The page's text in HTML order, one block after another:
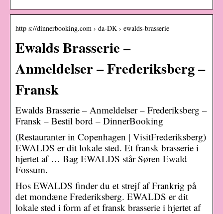
http s://dinnerbooking.com › da-DK › ewalds-brasserie
Ewalds Brasserie –
Anmeldelser – Frederiksberg –
Fransk
Ewalds Brasserie – Anmeldelser – Frederiksberg –
Fransk – Bestil bord – DinnerBooking
(Restauranter in Copenhagen | VisitFrederiksberg)
EWALDS er dit lokale sted. Et fransk brasserie i
hjertet af … Bag EWALDS står Søren Ewald
Fossum.
Hos EWALDS finder du et strejf af Frankrig på
det mondæne Frederiksberg. EWALDS er dit
lokale sted i form af et fransk brasserie i hjertet af